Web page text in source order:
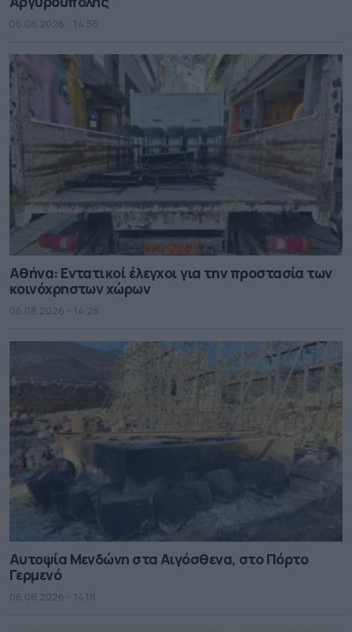
06.08.2026 - 14.55
Αθήνα: Εντατικοί έλεγχοι για την προστασία των
κοινόχρηστων χώρων
06.08.2026 - 14.28
Αυτοψία Μενδώνη στα Αιγόσθενα, στο Πόρτο
Γερμενό
06.08.2026 - 14.18